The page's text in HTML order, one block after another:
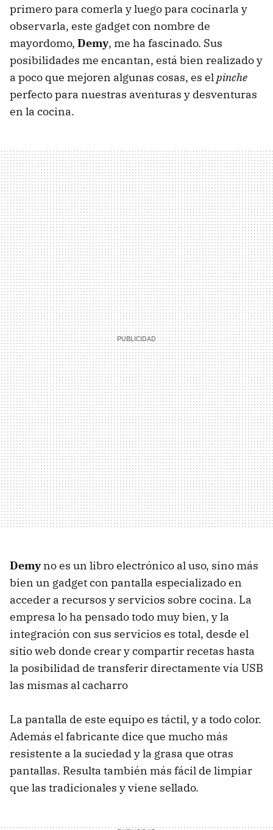
primero para comerla y luego para cocinarla y
observarla, este gadget con nombre de
mayordomo, Demy, me ha fascinado. Sus
posibilidades me encantan, está bien realizado y
a poco que mejoren algunas cosas, es elpinche
perfecto para nuestras aventuras y desventuras
en la cocina.
Demyno es un libro electrónico al uso, sino más
bien un gadget con pantalla especializado en
acceder a recursos y servicios sobre cocina. La
empresa lo ha pensado todo muy bien, y la
integración con sus servicios es total, desde el
sitio web donde crear y compartir recetas hasta
la posibilidad de transferir directamente vía USB
las mismas al cacharro
La pantalla de este equipo es táctil, y a todo color.
Además el fabricante dice que mucho más
resistente a la suciedad y la grasa que otras
pantallas. Resulta también más fácil de limpiar
que las tradicionales y viene sellado.